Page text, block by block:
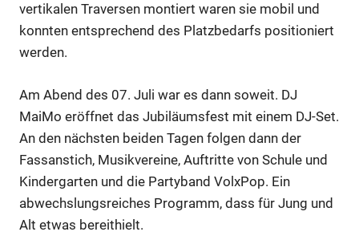
vertikalen Traversen montiert waren sie mobil und
konnten entsprechend des Platzbedarfs positioniert
werden.
Am Abend des 07. Juli war es dann soweit. DJ
MaiMo eröffnet das Jubiläumsfest mit einem DJ-Set.
An den nächsten beiden Tagen folgen dann der
Fassanstich, Musikvereine, Auftritte von Schule und
Kindergarten und die Partyband VolxPop. Ein
abwechslungsreiches Programm, dass für Jung und
Alt etwas bereithielt.